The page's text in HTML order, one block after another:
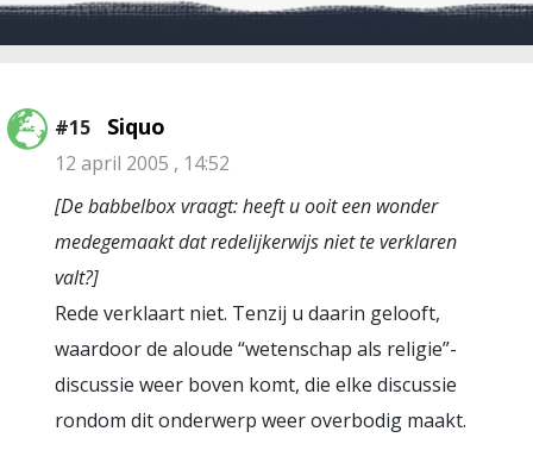
#15 Siquo
12 april 2005 , 14:52
[De babbelbox vraagt: heeft u ooit een wonder
medegemaakt dat redelijkerwijs niet te verklaren
valt?]
Rede verklaart niet. Tenzij u daarin gelooft,
waardoor de aloude “wetenschap als religie”-
discussie weer boven komt, die elke discussie
rondom dit onderwerp weer overbodig maakt.